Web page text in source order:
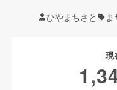
ひやまちさと
現